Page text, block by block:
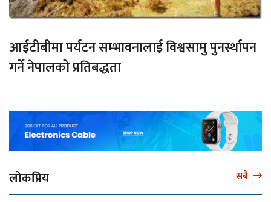
आईटीबीमा पर्यटन सम्भावनालाई विश्वसामु पुनर्स्थापन
गर्ने नेपालको प्रतिबद्धता
लोकप्रिय सबै